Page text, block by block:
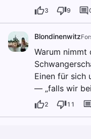
3 9
Blondinenwitz
Warum nimmt
Einen für sich
— „falls wir
2 11